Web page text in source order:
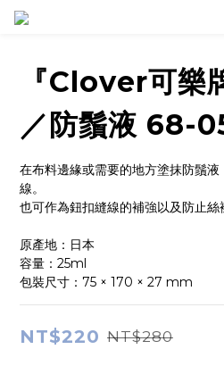
『Clover可樂
／防鬚液 68-
在布料邊緣或需要的地方塗抹防鬚
線。
也可作為鈕扣縫線的補強以及防止絲
原產地：日本
容量：25ml
包裝尺寸：75 × 170 × 27 mm
NT$220 NT$280